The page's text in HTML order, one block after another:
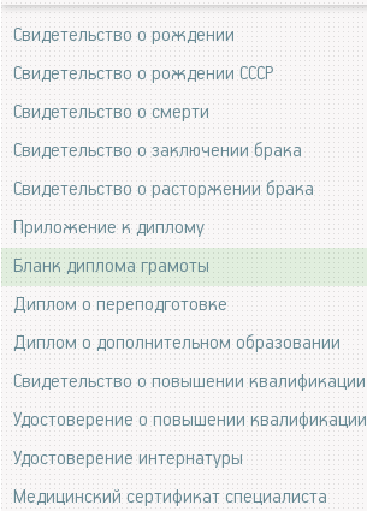
Свидетельство о рождении
Свидетельство о рождении СССР
Свидетельство о смерти
Свидетельство о заключении брака
Свидетельство о расторжении брака
Приложение к диплому
Бланк диплома грамоты
Диплом о переподготовке
Диплом о дополнительном образовании
Свидетельство о повышении квалификации
Удостоверение о повышении квалификации
Удостоверение интернатуры
Медицинский сертификат специалиста